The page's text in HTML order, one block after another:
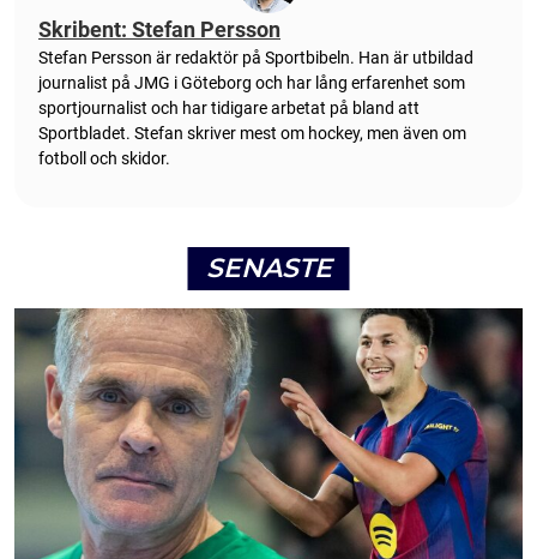
Skribent: Stefan Persson
Stefan Persson är redaktör på Sportbibeln. Han är utbildad
journalist på JMG i Göteborg och har lång erfarenhet som
sportjournalist och har tidigare arbetat på bland att
Sportbladet. Stefan skriver mest om hockey, men även om
fotboll och skidor.
SENASTE